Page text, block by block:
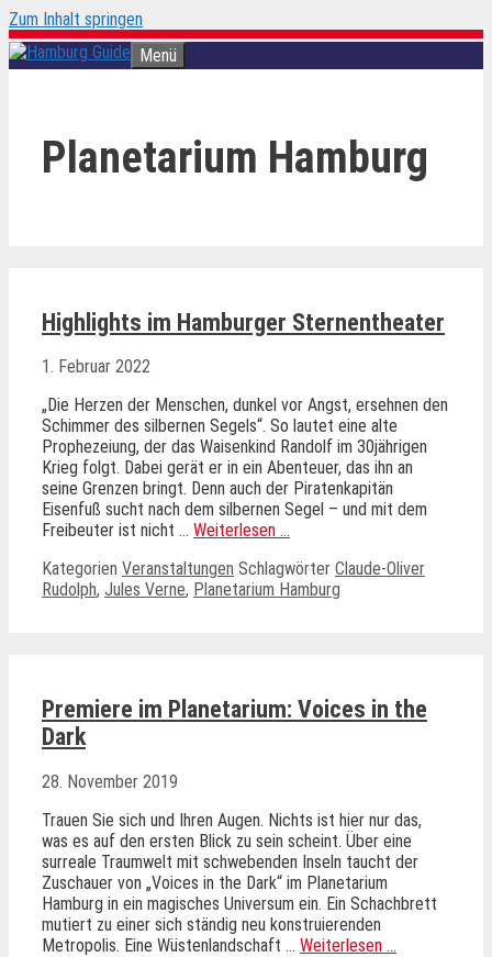
Zum Inhalt springen
Menü
Planetarium Hamburg
Highlights im Hamburger Sternentheater
1. Februar 2022
„Die Herzen der Menschen, dunkel vor Angst, ersehnen den
Schimmer des silbernen Segels“. So lautet eine alte
Prophezeiung, der das Waisenkind Randolf im 30jährigen
Krieg folgt. Dabei gerät er in ein Abenteuer, das ihn an
seine Grenzen bringt. Denn auch der Piratenkapitän
Eisenfuß sucht nach dem silbernen Segel – und mit dem
Freibeuter ist nicht … Weiterlesen …
Kategorien Veranstaltungen Schlagwörter Claude-Oliver
Rudolph, Jules Verne, Planetarium Hamburg
Premiere im Planetarium: Voices in the
Dark
28. November 2019
Trauen Sie sich und Ihren Augen. Nichts ist hier nur das,
was es auf den ersten Blick zu sein scheint. Über eine
surreale Traumwelt mit schwebenden Inseln taucht der
Zuschauer von „Voices in the Dark“ im Planetarium
Hamburg in ein magisches Universum ein. Ein Schachbrett
mutiert zu einer sich ständig neu konstruierenden
Metropolis. Eine Wüstenlandschaft … Weiterlesen …